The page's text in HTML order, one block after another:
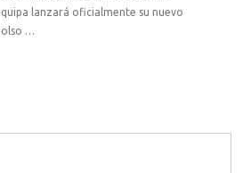
lanzará oficialmente su nuevo
…